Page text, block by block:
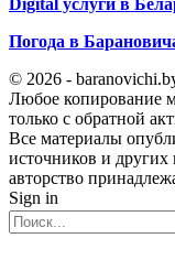
Погода в
© 2026 -
Любое копирование
только с обратной
Все материалы
источников и других
авторство
Sign in